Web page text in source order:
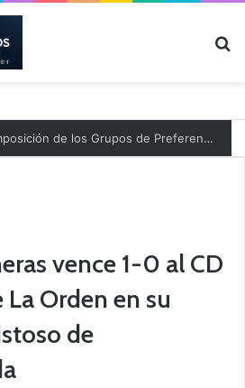
Ya se conoce la composición de los Grupos de Preferente y el calendario
vence 1-0 al CD
Orden en su
de